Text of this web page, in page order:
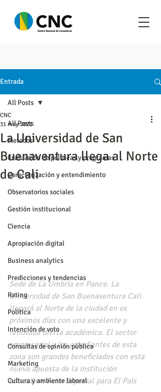
Entrada
All Posts
Metodos
Evaluación de políticas y programas
Caracterización y entendimiento
Observatorios sociales
Gestión institucional
Ciencia
Apropiación digital
Business analytics
Predicciones y tendencias
Rating
Política
Intención de voto
Consultas de opinión pública
Marketing
Cultura y ambiente laboral
All Posts
La Universidad de San
Buenaventura llega al Norte
de Cali
CNC
31 may 2021
Sede de La Umbría en Pance. La
Universidad de San Buenaventura Cali
llegará al Norte de la ciudad en os
próximos días con una excelente y
renovada oferta académica. El sector
empresarial y los estudiantes de esta
zona son grandes beneficiados con esta
nueva apuesta de la institución
educativa. Foto: Especial para El País